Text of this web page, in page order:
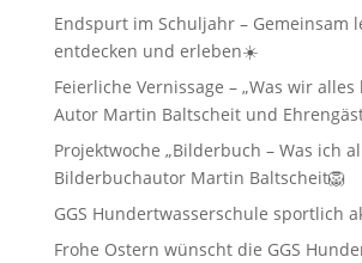
Endspurt im Schuljahr – Gemeinsam
entdecken und erleben☀️
Feierliche Vernissage – „Was wir alles
Autor Martin Baltscheit und
Projektwoche „Bilderbuch – Was ich
Bilderbuchautor Martin Baltscheit🦁
GGS Hundertwasserschule sportlich
Frohe Ostern wünscht die GGS